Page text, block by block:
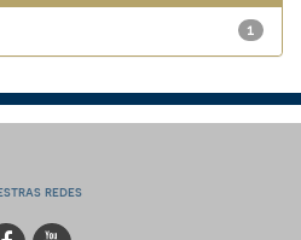
1
redes